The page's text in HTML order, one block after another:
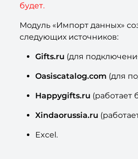
будет.
Модуль «Импорт данных»
следующих источников:
Gifts.ru (для
Oasiscatalog.com (для
Happygifts.ru (работает
Xindaorussia.ru
Excel.